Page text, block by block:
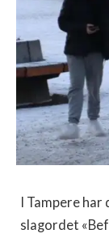
I Tampere
slagordet